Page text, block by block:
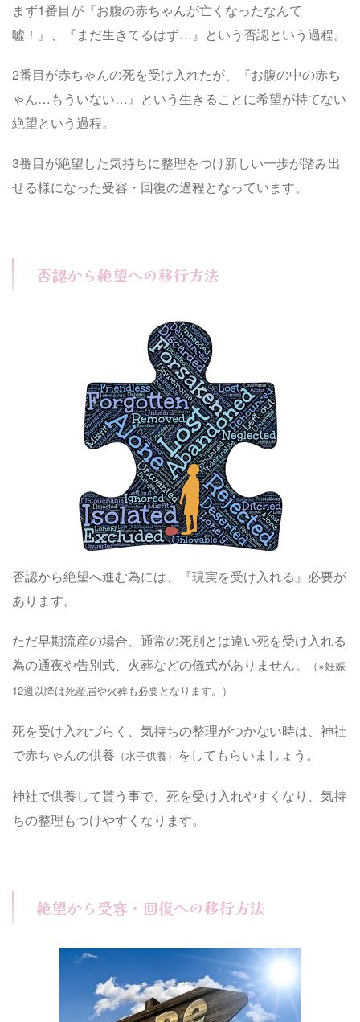
まず1番目が『お腹の赤ちゃんが亡くなったなんて
嘘！』、『まだ生きてるはず…』という否認という過程。
2番目が赤ちゃんの死を受け入れたが、『お腹の中の赤ち
ゃん…もういない…』という生きることに希望が持てない
絶望という過程。
3番目が絶望した気持ちに整理をつけ新しい一歩が踏み出
せる様になった受容・回復の過程となっています。
否認から絶望への移行方法
否認から絶望へ進む為には、『現実を受け入れる』必要が
あります。
ただ早期流産の場合、通常の死別とは違い死を受け入れる
為の通夜や告別式、火葬などの儀式がありません。
（※妊娠
12週以降は死産届や火葬も必要となります。）
死を受け入れづらく、気持ちの整理がつかない時は、神社
で赤ちゃんの供養 （水子供養） をしてもらいましょう。
神社で供養して貰う事で、死を受け入れやすくなり、気持
ちの整理もつけやすくなります。
絶望から受容・回復への移行方法